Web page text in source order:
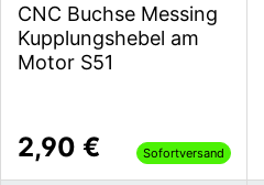
CNC Buchse Messing
Kupplungshebel am
Motor S51
2,90 € Sofortversand